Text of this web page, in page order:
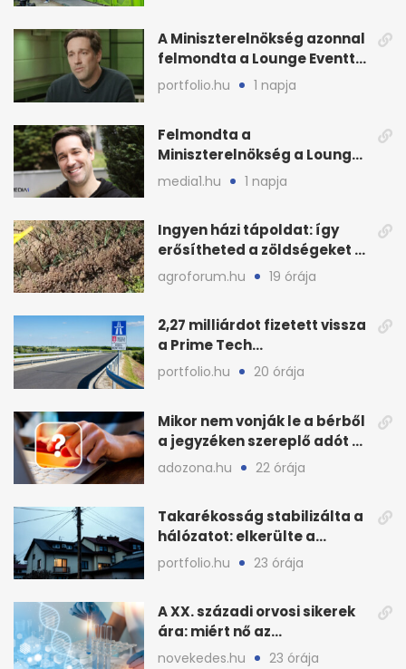
A Miniszterelnökség azonnal
felmondta a Lounge Eventtel
kötött szerződést
portfolio.hu 1 napja
Felmondta a
Miniszterelnökség a Lounge
Event keretszerződését
media1.hu 1 napja
Ingyen házi tápoldat: így
erősítheted a zöldségeket a
hőhullám után
agroforum.hu 19 órája
2,27 milliárdot fizetett vissza
a Prime Tech
Magántőkealap az
államnak
portfolio.hu 20 órája
Mikor nem vonják le a bérből
a jegyzéken szereplő adót és
járulékot?
adozona.hu 22 órája
Takarékosság stabilizálta a
hálózatot: elkerülte a
sötétséget Magyarország
portfolio.hu 23 órája
A XX. századi orvosi sikerek
ára: miért nő az
egészségügy súlya?
novekedes.hu 23 órája